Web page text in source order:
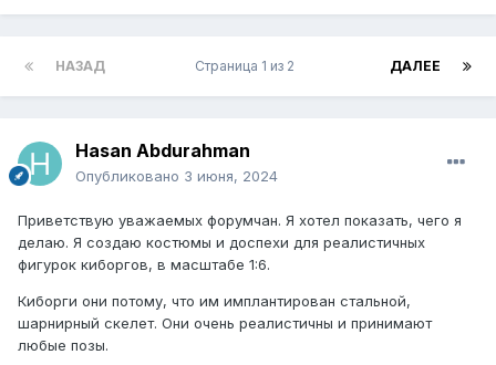
НАЗАД ДАЛЕЕ
Страница 1 из 2
Hasan Abdurahman
Опубликовано 3 июня, 2024
Приветствую уважаемых форумчан. Я хотел показать, чего я
делаю. Я создаю костюмы и доспехи для реалистичных
фигурок киборгов, в масштабе 1:6.
Киборги они потому, что им имплантирован стальной,
шарнирный скелет. Они очень реалистичны и принимают
любые позы.